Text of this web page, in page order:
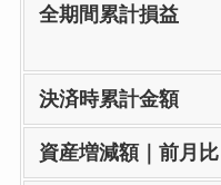
全期間累計損益
決済時累計金額
資産増減額｜前月比